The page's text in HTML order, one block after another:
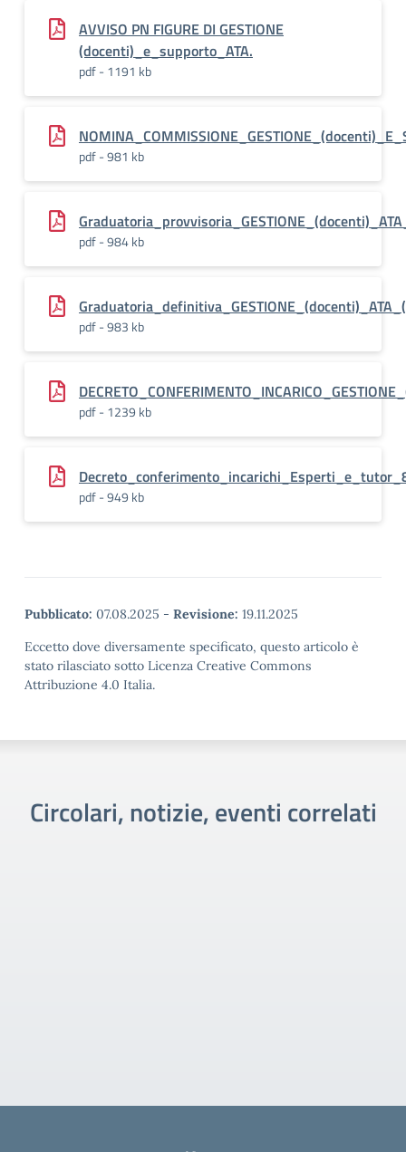
AVVISO PN FIGURE DI GESTIONE
(docenti)_e_supporto_ATA.
pdf - 1191 kb
pdf - 981 kb
pdf - 984 kb
pdf - 983 kb
pdf - 1239 kb
pdf - 949 kb
Pubblicato: 07.08.2025 - Revisione: 19.11.2025
Eccetto dove diversamente specificato, questo articolo è
stato rilasciato sotto Licenza Creative Commons
Attribuzione 4.0 Italia.
Circolari, notizie, eventi correlati